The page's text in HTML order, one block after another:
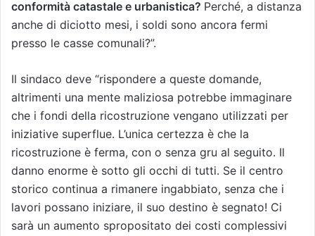
conformità catastale e urbanistica? Perché, a distanza
anche di diciotto mesi, i soldi sono ancora fermi
presso le casse comunali?”.
Il sindaco deve “rispondere a queste domande,
altrimenti una mente maliziosa potrebbe immaginare
che i fondi della ricostruzione vengano utilizzati per
iniziative superflue. L’unica certezza è che la
ricostruzione è ferma, con o senza gru al seguito. Il
danno enorme è sotto gli occhi di tutti. Se il centro
storico continua a rimanere ingabbiato, senza che i
lavori possano iniziare, il suo destino è segnato! Ci
sarà un aumento spropositato dei costi complessivi